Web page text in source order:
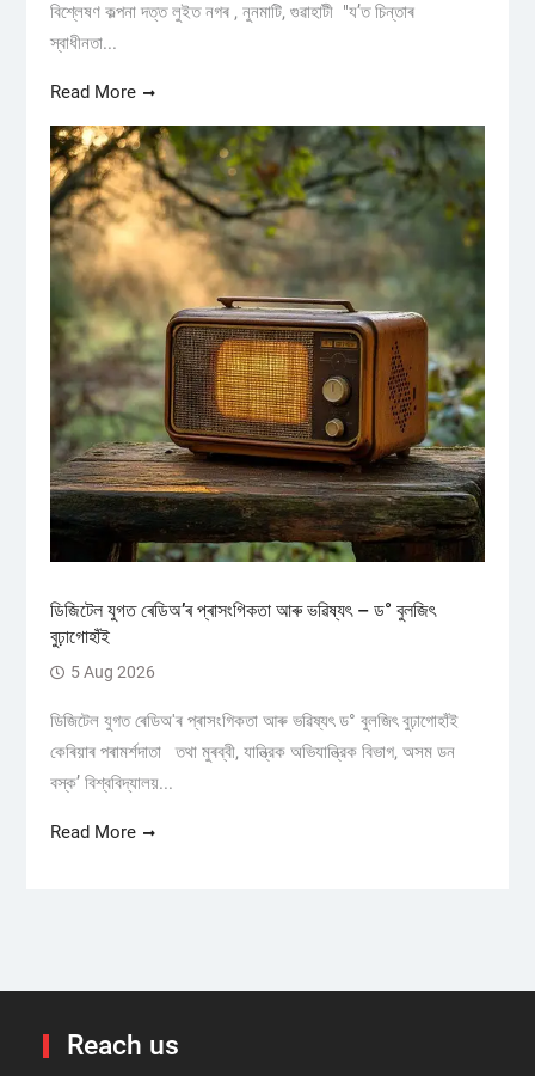
বিশ্লেষণ কল্পনা দত্ত লুইত নগৰ , নুনমাটি, গুৱাহাটী "য’ত চিন্তাৰ
স্বাধীনতা...
Read More
ডিজিটেল যুগত ৰেডিঅ’ৰ প্ৰাসংগিকতা আৰু ভৱিষ্যৎ – ড° বুলজিৎ
বুঢ়াগোহাঁই
5 Aug 2026
ডিজিটেল যুগত ৰেডিঅ'ৰ প্ৰাসংগিকতা আৰু ভৱিষ্যৎ ড° বুলজিৎ বুঢ়াগোহাঁই
কেৰিয়াৰ পৰামৰ্শদাতা তথা মুৰব্বী, যান্ত্রিক অভিযান্ত্রিক বিভাগ, অসম ডন
বস্ক’ বিশ্ববিদ্যালয়...
Read More
Reach us